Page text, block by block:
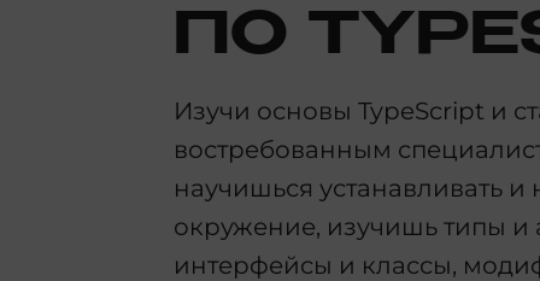
ПО
Изучи основы TypeScript и
востребованным
научишься устанавливать и
окружение, изучишь типы и
интерфейсы и классы,